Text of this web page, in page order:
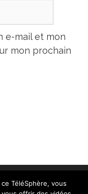
e-mail et mon
mon prochain
TéléSphère, vous